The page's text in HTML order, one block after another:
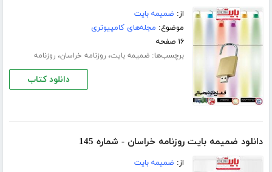
از: ضمیمه بایت
موضوع: مجله‌های کامپیوتری
۱۶ صفحه
برچسب‌ها:ضمیمه بایت،روزنامه خراسان،روزنامه
دانلود کتاب
دانلود ضمیمه بایت روزنامه خراسان - شماره 145
از: ضمیمه بایت